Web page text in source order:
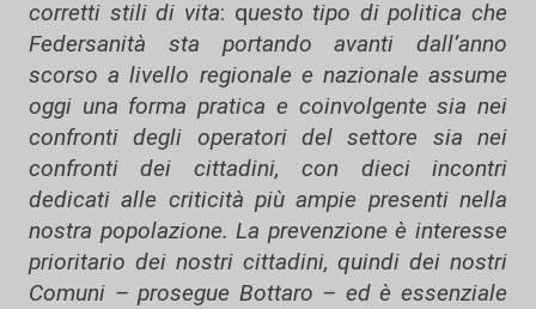
corretti stili di vita: questo tipo di politica che
Federsanità sta portando avanti dall’anno
scorso a livello regionale e nazionale assume
oggi una forma pratica e coinvolgente sia nei
confronti degli operatori del settore sia nei
confronti dei cittadini, con dieci incontri
dedicati alle criticità più ampie presenti nella
nostra popolazione. La prevenzione è interesse
prioritario dei nostri cittadini, quindi dei nostri
Comuni – prosegue Bottaro – ed è essenziale